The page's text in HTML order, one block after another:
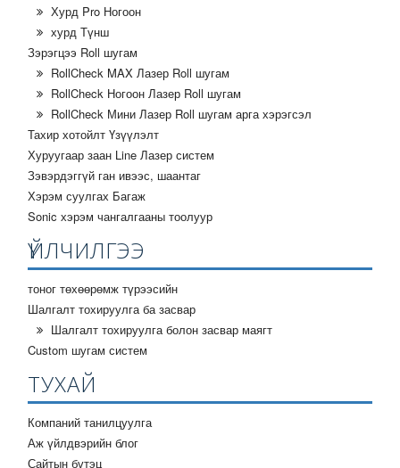
Хурд Pro Ногоон
хурд Түнш
Зэрэгцээ Roll шугам
RollCheck MAX Лазер Roll шугам
RollCheck Ногоон Лазер Roll шугам
RollCheck Мини Лазер Roll шугам арга хэрэгсэл
Тахир хотойлт Үзүүлэлт
Хуруугаар заан Line Лазер систем
Зэвэрдэггүй ган ивээс, шаантаг
Хэрэм суулгах Багаж
Sonic хэрэм чангалгааны тоолуур
ҮЙЛЧИЛГЭЭ
тоног төхөөрөмж түрээсийн
Шалгалт тохируулга ба засвар
Шалгалт тохируулга болон засвар маягт
Custom шугам систем
ТУХАЙ
Компаний танилцуулга
Аж үйлдвэрийн блог
Сайтын бүтэц